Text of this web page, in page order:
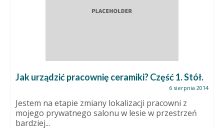
Jak urządzić pracownię ceramiki? Część 1. Stół.
6 sierpnia 2014
Jestem na etapie zmiany lokalizacji pracowni z
mojego prywatnego salonu w lesie w przestrzeń
bardziej...